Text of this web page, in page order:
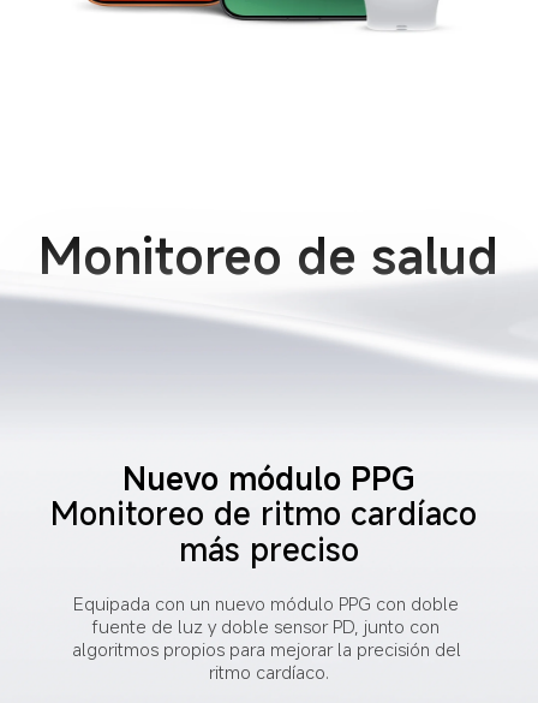
Monitoreo de salud
Nuevo módulo PPG
Monitoreo de ritmo cardíaco
más preciso
Equipada con un nuevo módulo PPG con doble
fuente de luz y doble sensor PD, junto con
algoritmos propios para mejorar la precisión del
ritmo cardíaco.